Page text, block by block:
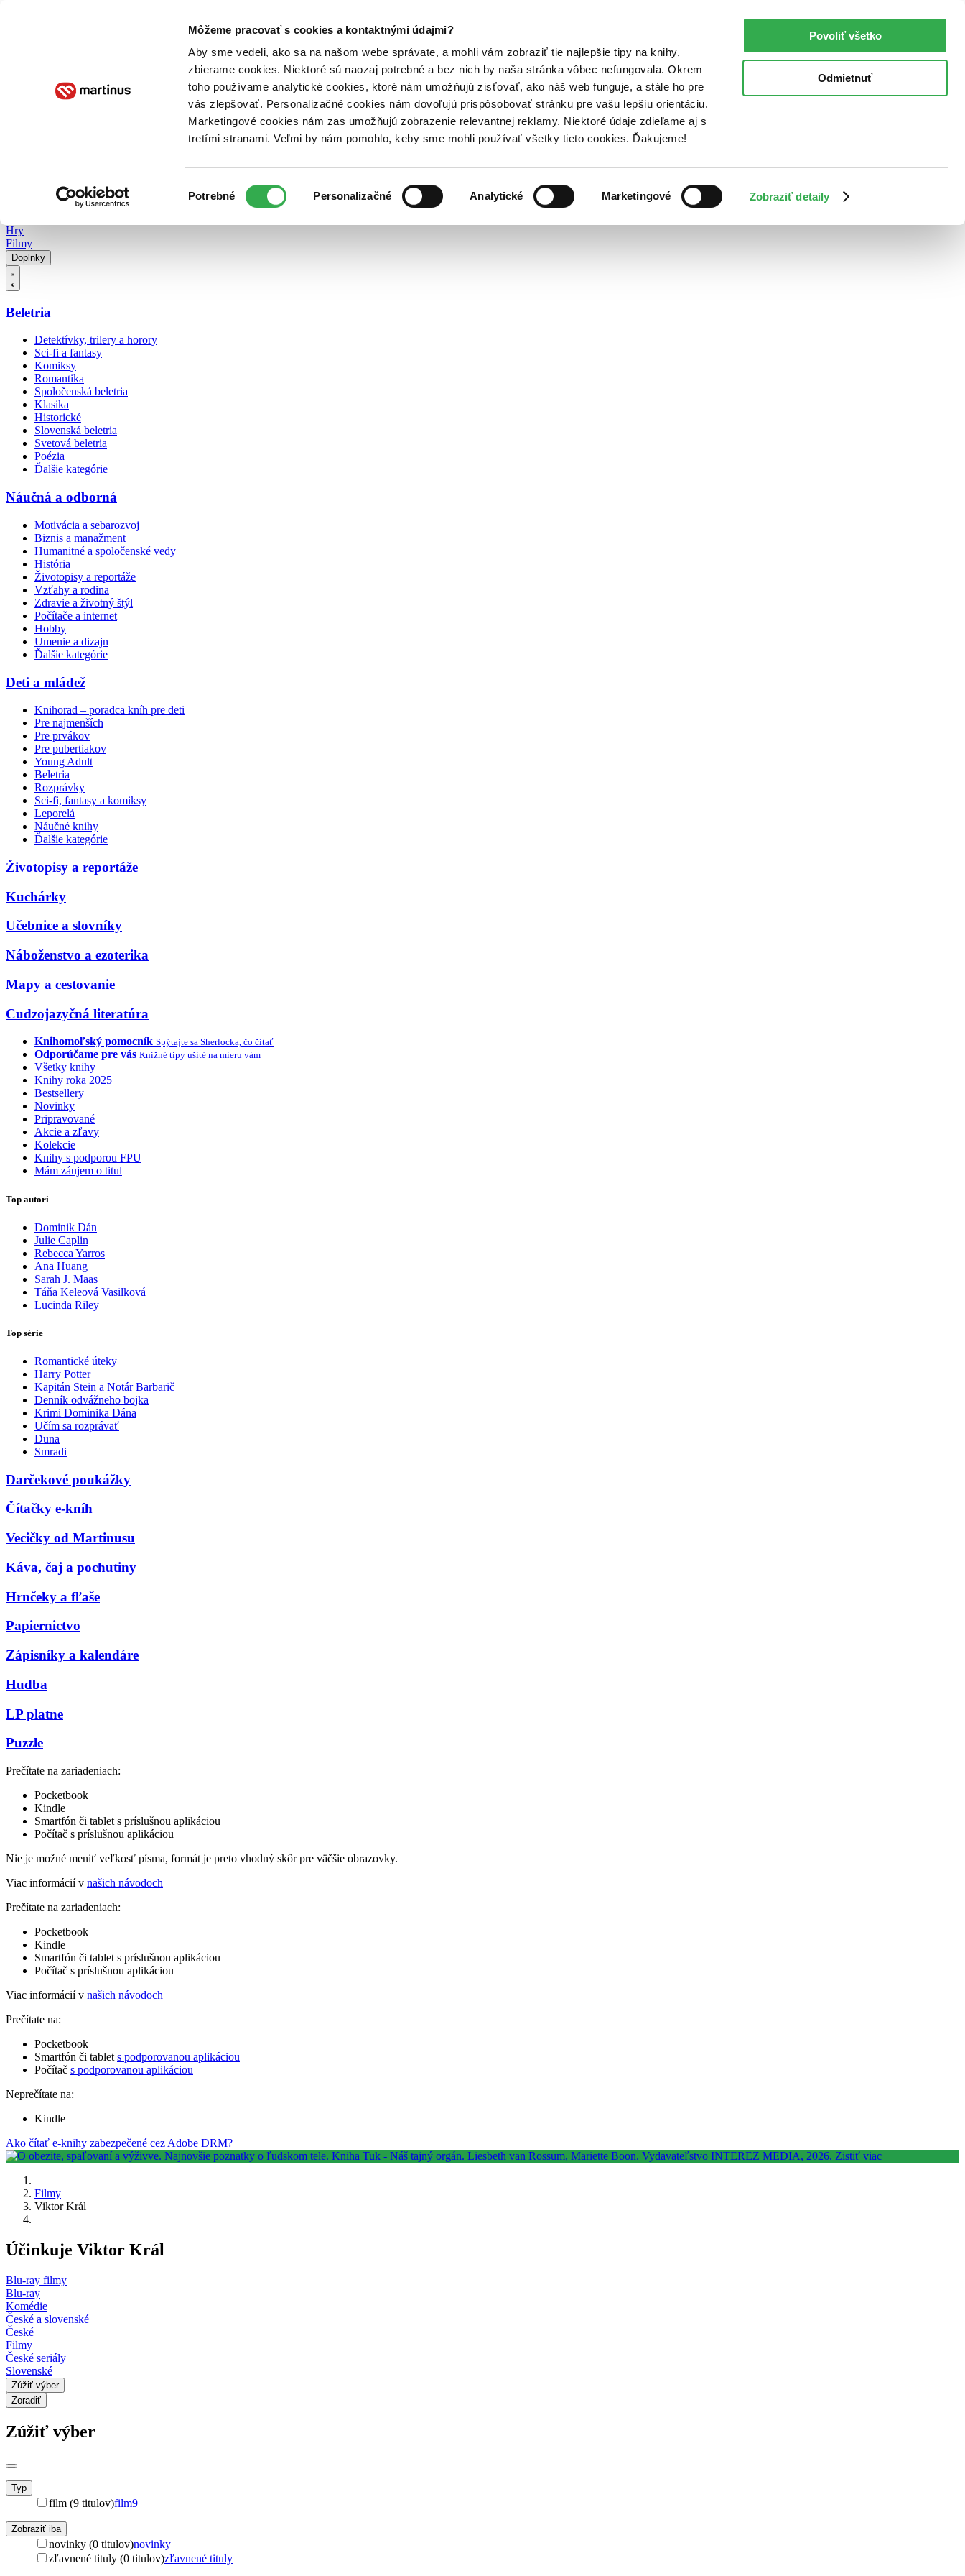
Môžeme pracovať s cookies a kontaktnými údajmi?
Aby sme vedeli, ako sa na našom webe správate, a mohli vám zobraziť tie najlepšie tipy na knihy,
zbierame cookies. Niektoré sú naozaj potrebné a bez nich by naša stránka vôbec nefungovala. Okrem
toho používame analytické cookies, ktoré nám umožňujú zisťovať, ako náš web funguje, a stále ho pre
vás zlepšovať. Personalizačné cookies nám dovoľujú prispôsobovať stránku pre vašu lepšiu orientáciu.
Marketingové cookies nám zas umožňujú zobrazenie relevantnej reklamy. Niektoré údaje zdieľame aj s
tretími stranami. Veľmi by nám pomohlo, keby sme mohli používať všetky tieto cookies. Ďakujeme!
súhlasu
Potrebné Personalizačné Analytické Marketingové Zobraziť detaily
Povoliť všetko
Odmietnuť
Poukážky Kontakt
Hry
Filmy
Doplnky
Beletria
Detektívky, trilery a horory
Sci-fi a fantasy
Komiksy
Romantika
Spoločenská beletria
Klasika
Historické
Slovenská beletria
Svetová beletria
Poézia
Ďalšie kategórie
Náučná a odborná
Motivácia a sebarozvoj
Biznis a manažment
Humanitné a spoločenské vedy
História
Životopisy a reportáže
Vzťahy a rodina
Zdravie a životný štýl
Počítače a internet
Hobby
Umenie a dizajn
Ďalšie kategórie
Deti a mládež
Knihorad – poradca kníh pre deti
Pre najmenších
Pre prvákov
Pre pubertiakov
Young Adult
Beletria
Rozprávky
Sci-fi, fantasy a komiksy
Leporelá
Náučné knihy
Ďalšie kategórie
Životopisy a reportáže
Kuchárky
Učebnice a slovníky
Náboženstvo a ezoterika
Mapy a cestovanie
Cudzojazyčná literatúra
Knihomoľský pomocník Spýtajte sa Sherlocka, čo čítať
Odporúčame pre vás Knižné tipy ušité na mieru vám
Všetky knihy
Knihy roka 2025
Bestsellery
Novinky
Pripravované
Akcie a zľavy
Kolekcie
Knihy s podporou FPU
Mám záujem o titul
Top autori
Dominik Dán
Julie Caplin
Rebecca Yarros
Ana Huang
Sarah J. Maas
Táňa Keleová Vasilková
Lucinda Riley
Top série
Romantické úteky
Harry Potter
Kapitán Stein a Notár Barbarič
Denník odvážneho bojka
Krimi Dominika Dána
Učím sa rozprávať
Duna
Smradi
Darčekové poukážky
Čítačky e-kníh
Vecičky od Martinusu
Káva, čaj a pochutiny
Hrnčeky a fľaše
Papiernictvo
Zápisníky a kalendáre
Hudba
LP platne
Puzzle
Prečítate na zariadeniach:
Pocketbook
Kindle
Smartfón či tablet s príslušnou aplikáciou
Počítač s príslušnou aplikáciou
Nie je možné meniť veľkosť písma, formát je preto vhodný skôr pre väčšie obrazovky.
Viac informácií v našich návodoch
Prečítate na zariadeniach:
Pocketbook
Kindle
Smartfón či tablet s príslušnou aplikáciou
Počítač s príslušnou aplikáciou
Viac informácií v našich návodoch
Prečítate na:
Pocketbook
Smartfón či tablet s podporovanou aplikáciou
Počítač s podporovanou aplikáciou
Neprečítate na:
Kindle
Ako čítať e-knihy zabezpečené cez Adobe DRM?
Filmy
Viktor Král
Účinkuje Viktor Král
Blu-ray filmy
Blu-ray
Komédie
České a slovenské
České
Filmy
České seriály
Slovenské
Zúžiť výber
Zoradiť
Zúžiť výber
Typ
film (9 titulov)film9
Zobraziť iba
novinky (0 titulov)novinky
zľavnené tituly (0 titulov)zľavnené tituly